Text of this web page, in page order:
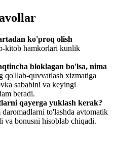
ko'proq olish
kitob hamkorlari kunlik
bloklagan bo'lsa, nima
qo'llab-quvvatlash xizmatiga
sababini va keyingi
beradi.
qayerga yuklash kerak?
to'lashda avtomatik
va bonusni hisoblab chiqadi.